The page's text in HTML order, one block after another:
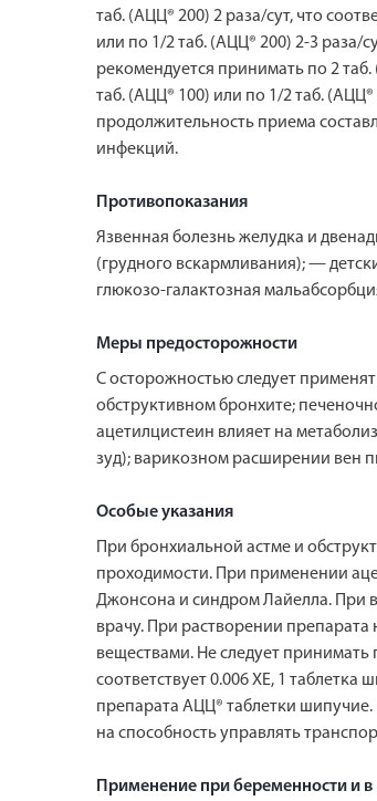
таб. (АЦЦ® 200) 2 раза/сут, что
или по 1/2 таб. (АЦЦ® 200) 2-3 раза/
рекомендуется принимать по 2 таб.
таб. (АЦЦ® 100) или по 1/2 таб.
продолжительность приема
инфекций.
Противопоказания
Язвенная болезнь желудка и
(грудного вскармливания); —
глюкозо-галактозная
Меры предосторожности
С осторожностью следует
обструктивном бронхите;
ацетилцистеин влияет на
зуд); варикозном расширении вен
Особые указания
При бронхиальной астме и
проходимости. При применении
Джонсона и синдром Лайелла. При
врачу. При растворении препарата
веществами. Не следует
соответствует 0.006 ХЕ, 1
препарата АЦЦ® таблетки
на способность управлять
Применение при беременности и в